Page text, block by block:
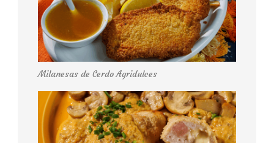
Milanesas de Cerdo Agridulces